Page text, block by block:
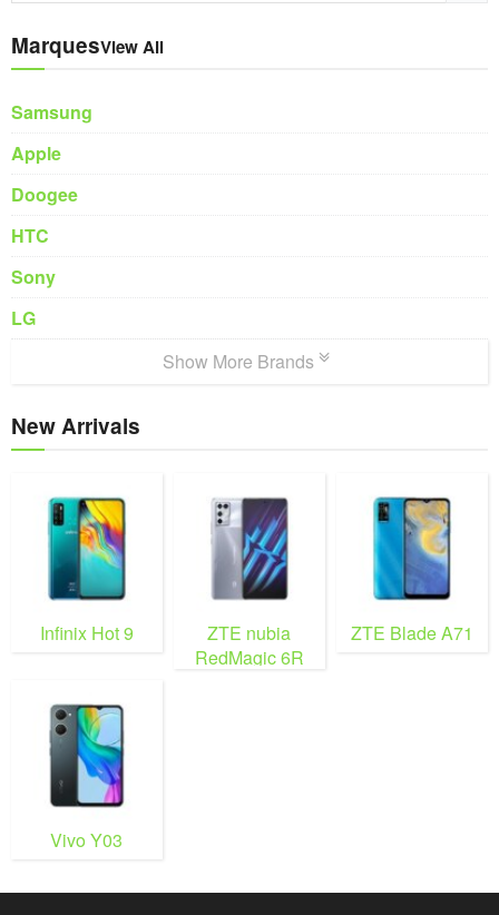
MarquesView All
Samsung
Apple
Doogee
HTC
Sony
LG
Show More Brands
New Arrivals
Infinix Hot 9
ZTE nubia
RedMagic 6R
ZTE Blade A71
Vivo Y03